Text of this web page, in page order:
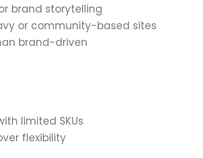
brand storytelling
or community-based sites
brand-driven
limited SKUs
flexibility